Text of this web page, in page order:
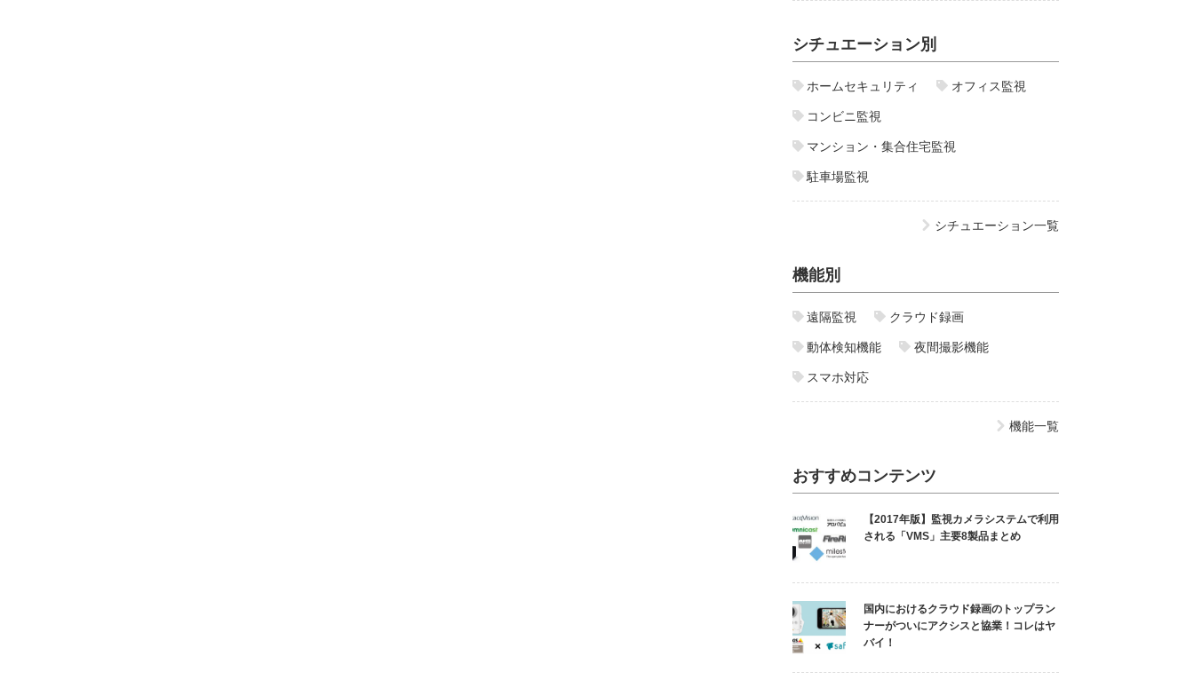
シチュエーション別
ホームセキュリティ オフィス監視
コンビニ監視
マンション・集合住宅監視
駐車場監視
シチュエーション一覧
機能別
遠隔監視 クラウド録画
動体検知機能 夜間撮影機能
スマホ対応
機能一覧
おすすめコンテンツ
【2017年版】監視カメラシステムで利用
される「VMS」主要8製品まとめ
国内におけるクラウド録画のトップラン
ナーがついにアクシスと協業！コレはヤ
バイ！